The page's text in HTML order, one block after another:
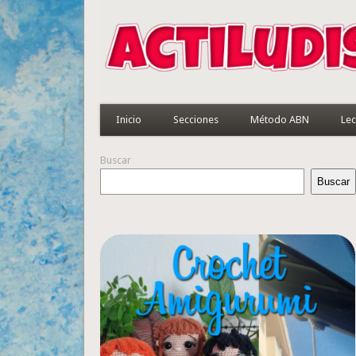
Inicio Secciones Método ABN
Buscar
Buscar